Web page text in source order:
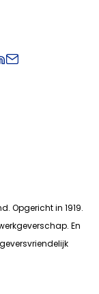
Opgericht in 1919.
En